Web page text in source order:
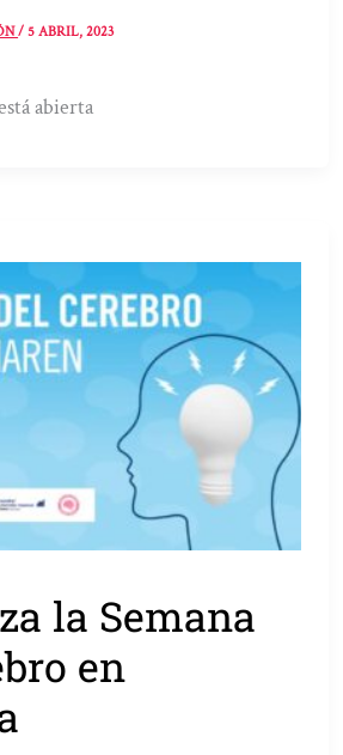
/5 ABRIL, 2023
abierta
la Semana
en